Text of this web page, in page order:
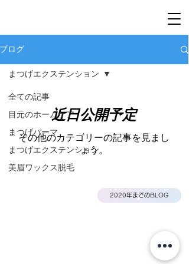
ブログ
全ての記事
目元のホームケア
まつげパーマ
まつげエクステンション
美眉ワックス脱毛
まつげエクステンション
近日公開予定
その他のカテゴリーの記事を見まし
ょう。
2020年までのBLOG